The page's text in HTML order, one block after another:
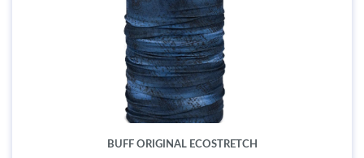
BUFF ORIGINAL ECOSTRETCH